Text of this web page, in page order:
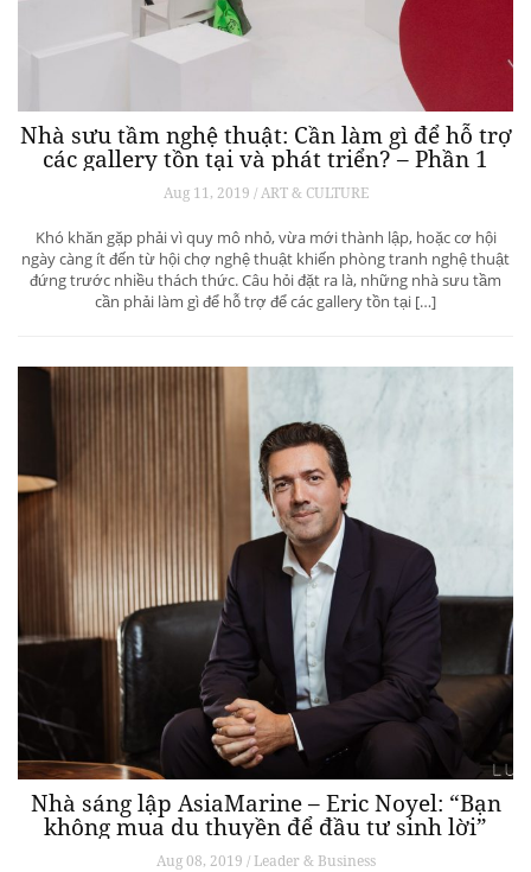
Nhà sưu tầm nghệ thuật: Cần làm gì để hỗ trợ
các gallery tồn tại và phát triển? – Phần 1
Aug 11, 2019 / ART & CULTURE
Khó khăn gặp phải vì quy mô nhỏ, vừa mới thành lập, hoặc cơ hội
ngày càng ít đến từ hội chợ nghệ thuật khiến phòng tranh nghệ thuật
đứng trước nhiều thách thức. Câu hỏi đặt ra là, những nhà sưu tầm
cần phải làm gì để hỗ trợ để các gallery tồn tại […]
Nhà sáng lập AsiaMarine – Eric Noyel: “Bạn
không mua du thuyền để đầu tư sinh lời”
Aug 08, 2019 / Leader & Business